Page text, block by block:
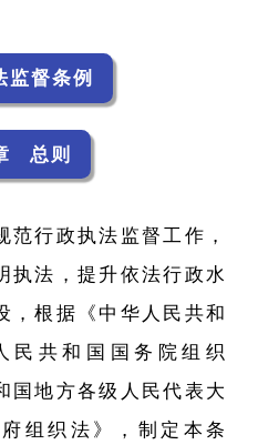
监督条例
总则
行政执法监督工作，
执法，提升依法行政水
，根据《中华人民共和
民共和国国务院组织
国地方各级人民代表大
组织法》，制定本条